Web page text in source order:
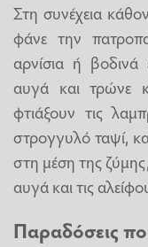
Στη συνέχεια
φάνε την
αρνίσια ή βοδινά
αυγά και τρώνε
φτιάξουν τις
στρογγυλό ταψί,
στη μέση της
αυγά και τις
Παραδόσεις